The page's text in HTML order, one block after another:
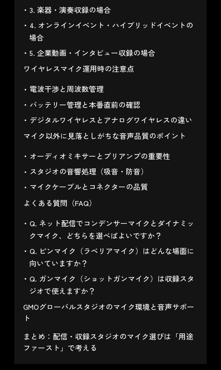
3. 楽器・演奏収録の場合
4. オンラインイベント・ハイブリッドイベントの
場合
5. 企業動画・インタビュー収録の場合
ワイヤレスマイク運用時の注意点
電波干渉と周波数管理
バッテリー管理と本番直前の確認
デジタルワイヤレスとアナログワイヤレスの違い
マイク以外に見落としがちな音声品質のポイント
オーディオミキサーとプリアンプの重要性
スタジオの音響処理（吸音・防音）
マイクケーブルとコネクターの品質
よくある質問（FAQ）
Q. ネット配信でコンデンサーマイクとダイナミッ
クマイク、どちらを選べばよいですか？
Q. ピンマイク（ラベリアマイク）はどんな場面に
向いていますか？
Q. ガンマイク（ショットガンマイク）は収録スタ
ジオで使えますか？
GMOグローバルスタジオのマイク環境と音声サポー
ト
まとめ：配信・収録スタジオのマイク選びは「用途
ファースト」で考える